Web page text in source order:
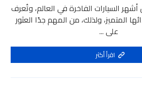
السيارات الفاخرة في العالم، وتُعرف
المتميز، ولذلك، من المهم جدًا العثور
على ...
اقرأ أكثر